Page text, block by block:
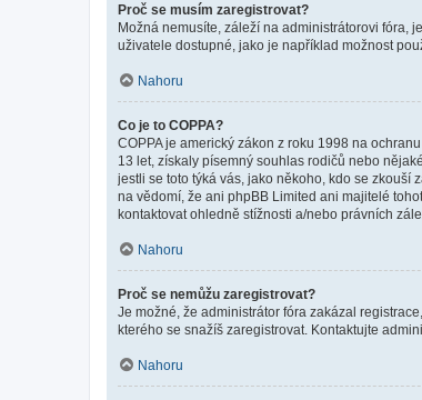
Proč se musím zaregistrovat?
Možná nemusíte, záleží na administrátorovi fóra,
uživatele dostupné, jako je například možnost
Nahoru
Co je to COPPA?
COPPA je americký zákon z roku 1998 na
13 let, získaly písemný souhlas rodičů nebo
jestli se toto týká vás, jako někoho, kdo se zkouší
na vědomí, že ani phpBB Limited ani majitelé
kontaktovat ohledně stížnosti a/nebo právních
Nahoru
Proč se nemůžu zaregistrovat?
Je možné, že administrátor fóra zakázal
kterého se snažíš zaregistrovat. Kontaktujte
Nahoru